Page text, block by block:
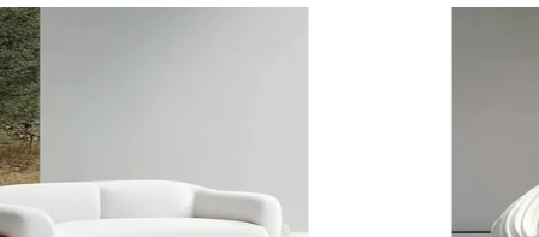
ทัวร์
โรงงาน
ติดต่อ